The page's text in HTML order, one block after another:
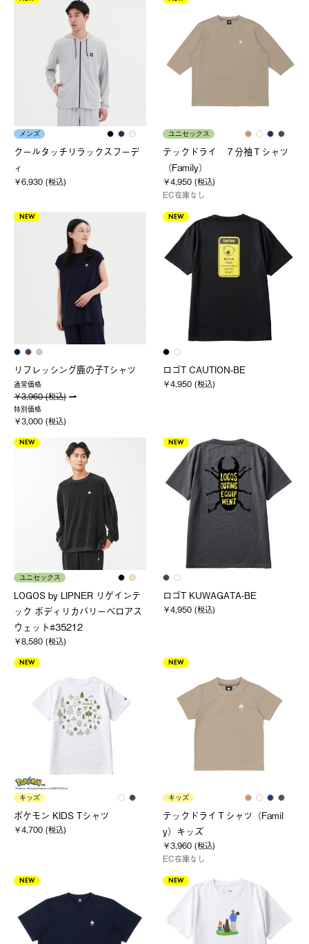
メンズ
クールタッチリラックスフーデ
ィ
￥6,930 (税込)
ユニセックス
テックドライ ７分袖Ｔシャツ
（Family）
￥4,950 (税込)
EC在庫なし
NEW
リフレッシング鹿の子Tシャツ
通常価格
￥3,960 (税込)
特別価格
￥3,000 (税込)
NEW
ロゴT CAUTION-BE
￥4,950 (税込)
NEW
ユニセックス
LOGOS by LIPNER リゲインテ
ック ボディリカバリーベロアス
ウェット#35212
￥8,580 (税込)
NEW
ロゴT KUWAGATA-BE
￥4,950 (税込)
NEW
キッズ
ポケモン KIDS Tシャツ
￥4,700 (税込)
NEW
キッズ
テックドライＴシャツ（Famil
y）キッズ
￥3,960 (税込)
EC在庫なし
NEW NEW